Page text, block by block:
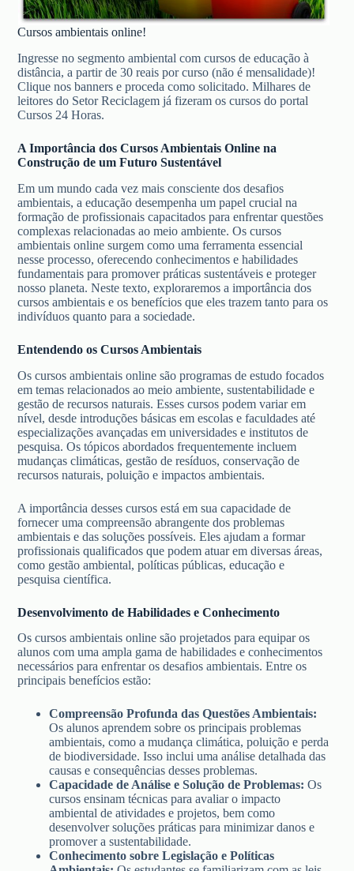
Cursos ambientais online!
Ingresse no segmento ambiental com cursos de educação à
distância, a partir de 30 reais por curso (não é mensalidade)!
Clique nos banners e proceda como solicitado. Milhares de
leitores do Setor Reciclagem já fizeram os cursos do portal
Cursos 24 Horas.
A Importância dos Cursos Ambientais Online na
Construção de um Futuro Sustentável
Em um mundo cada vez mais consciente dos desafios
ambientais, a educação desempenha um papel crucial na
formação de profissionais capacitados para enfrentar questões
complexas relacionadas ao meio ambiente. Os cursos
ambientais online surgem como uma ferramenta essencial
nesse processo, oferecendo conhecimentos e habilidades
fundamentais para promover práticas sustentáveis e proteger
nosso planeta. Neste texto, exploraremos a importância dos
cursos ambientais e os benefícios que eles trazem tanto para os
indivíduos quanto para a sociedade.
Entendendo os Cursos Ambientais
Os cursos ambientais online são programas de estudo focados
em temas relacionados ao meio ambiente, sustentabilidade e
gestão de recursos naturais. Esses cursos podem variar em
nível, desde introduções básicas em escolas e faculdades até
especializações avançadas em universidades e institutos de
pesquisa. Os tópicos abordados frequentemente incluem
mudanças climáticas, gestão de resíduos, conservação de
recursos naturais, poluição e impactos ambientais.
A importância desses cursos está em sua capacidade de
fornecer uma compreensão abrangente dos problemas
ambientais e das soluções possíveis. Eles ajudam a formar
profissionais qualificados que podem atuar em diversas áreas,
como gestão ambiental, políticas públicas, educação e
pesquisa científica.
Desenvolvimento de Habilidades e Conhecimento
Os cursos ambientais online são projetados para equipar os
alunos com uma ampla gama de habilidades e conhecimentos
necessários para enfrentar os desafios ambientais. Entre os
principais benefícios estão:
Compreensão Profunda das Questões Ambientais:
Os alunos aprendem sobre os principais problemas
ambientais, como a mudança climática, poluição e perda
de biodiversidade. Isso inclui uma análise detalhada das
causas e consequências desses problemas.
Capacidade de Análise e Solução de Problemas: Os
cursos ensinam técnicas para avaliar o impacto
ambiental de atividades e projetos, bem como
desenvolver soluções práticas para minimizar danos e
promover a sustentabilidade.
Conhecimento sobre Legislação e Políticas